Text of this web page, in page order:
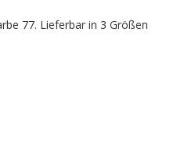
77. Lieferbar in 3 Größen